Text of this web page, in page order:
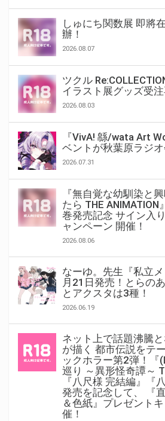
しゅにち関数展 即將
辦！
2026.08.07
ツクル
イラスト展グッズ受注
2026.08.03
『VivA! 緜/wata Art
ベントが秋葉原ラジ
2026.07.31
『無自覚な幼馴染と
たら THE ANIMATION
巻発売記念 サイン入
ャンペーン 開催！
2026.08.06
なーゆ。先生『私立
月21日発売！とらの
とアクスタは3種！
2026.06.19
ネット上で話題沸騰
が描く 都市伝説をテ
ックホラー第2弾！『
巡り ～異形怪奇譚～
『八尺様 完結編』『
発売を記念して、 『
＆色紙』プレゼント
催！